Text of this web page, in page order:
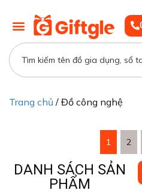
Trang chủ / Đồ công nghệ
DANH SÁCH SẢN
PHẨM
1 2